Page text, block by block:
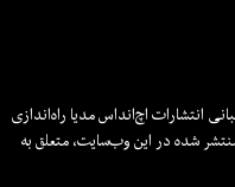
انتشارات اچ‌اند‌اس مدیا راه‌اندازی
شده در این وب‌سایت، متعلق به